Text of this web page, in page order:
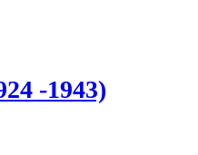
-1943)